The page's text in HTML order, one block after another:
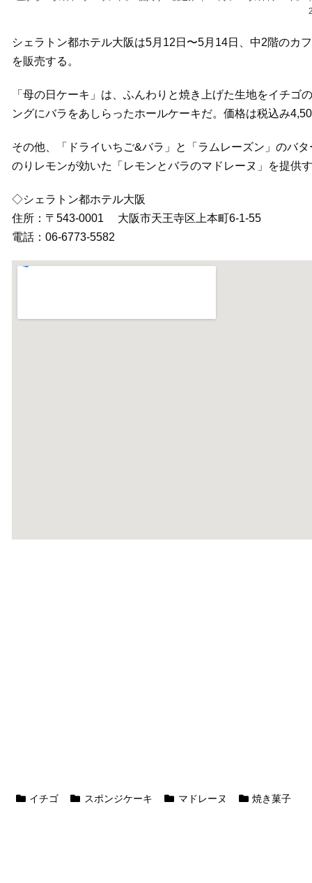
シェラトン都ホテル大阪は5月12日〜5月14日、中2階のカ
を販売する。
「母の日ケーキ」は、ふんわりと焼き上げた生地をイチ
ングにバラをあしらったホールケーキだ。価格は税込み
その他、「ドライいちご&バラ」と「ラムレーズン」のバ
のりレモンが効いた「レモンとバラのマドレーヌ」を提供す
◇シェラトン都ホテル大阪
住所：〒543-0001 大阪市天王寺区上本町6-1-55
電話：06-6773-5582
イチゴ スポンジケーキ マドレーヌ 焼き菓子